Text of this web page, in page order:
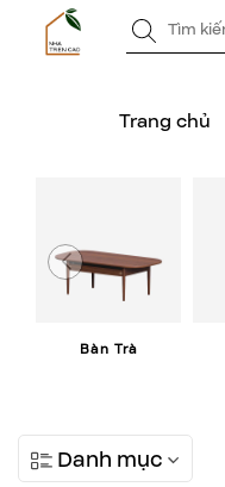
Trang chủ
Bàn Trà
Danh mục